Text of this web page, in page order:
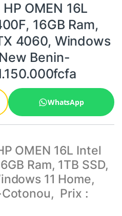
OMEN 16L
16GB Ram,
4060, Windows
Benin-
WhatsApp
OMEN 16L Intel
Ram, 1TB SSD,
11 Home,
Prix :